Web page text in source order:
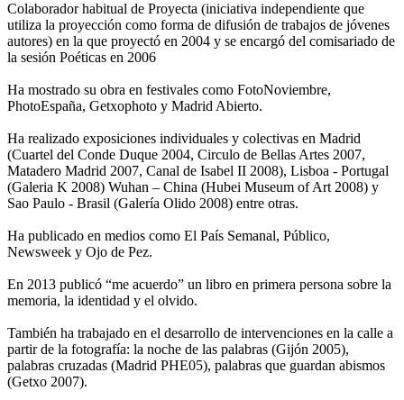
Colaborador habitual de Proyecta (iniciativa independiente que
utiliza la proyección como forma de difusión de trabajos de jóvenes
autores) en la que proyectó en 2004 y se encargó del comisariado de
la sesión Poéticas en 2006
Ha mostrado su obra en festivales como FotoNoviembre,
PhotoEspaña, Getxophoto y Madrid Abierto.
Ha realizado exposiciones individuales y colectivas en Madrid
(Cuartel del Conde Duque 2004, Circulo de Bellas Artes 2007,
Matadero Madrid 2007, Canal de Isabel II 2008), Lisboa - Portugal
(Galeria K 2008) Wuhan – China (Hubei Museum of Art 2008) y
Sao Paulo - Brasil (Galería Olido 2008) entre otras.
Ha publicado en medios como El País Semanal, Público,
Newsweek y Ojo de Pez.
En 2013 publicó “me acuerdo” un libro en primera persona sobre la
memoria, la identidad y el olvido.
También ha trabajado en el desarrollo de intervenciones en la calle a
partir de la fotografía: la noche de las palabras (Gijón 2005),
palabras cruzadas (Madrid PHE05), palabras que guardan abismos
(Getxo 2007).